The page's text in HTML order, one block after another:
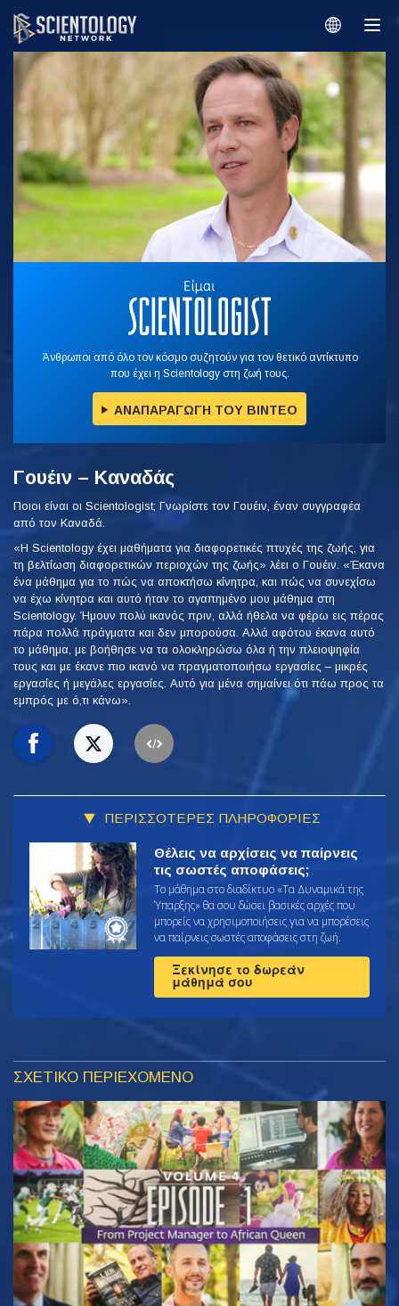
Άνθρωποι από όλο τον κόσμο συζητούν για τον θετικό αντίκτυπο
που έχει η Scientology στη ζωή τους.
ΑΝΑΠΑΡΑΓΩΓΗ ΤΟΥ ΒΙΝΤΕΟ
Γουέιν – Καναδάς
Ποιοι είναι οι Scientologist; Γνωρίστε τον Γουέιν, έναν συγγραφέα
από τον Καναδά.
«Η Scientology έχει μαθήματα για διαφορετικές πτυχές της ζωής, για
τη βελτίωση διαφορετικών περιοχών της ζωής» λέει ο Γουέιν. «Έκανα
ένα μάθημα για το πώς να αποκτήσω κίνητρα, και πώς να συνεχίσω
να έχω κίνητρα και αυτό ήταν το αγαπημένο μου μάθημα στη
Scientology. Ήμουν πολύ ικανός πριν, αλλά ήθελα να φέρω εις πέρας
πάρα πολλά πράγματα και δεν μπορούσα. Αλλά αφότου έκανα αυτό
το μάθημα, με βοήθησε να τα ολοκληρώσω όλα ή την πλειοψηφία
τους και με έκανε πιο ικανό να πραγματοποιήσω εργασίες – μικρές
εργασίες ή μεγάλες εργασίες. Αυτό για μένα σημαίνει ότι πάω προς τα
εμπρός με ό,τι κάνω».
ΠΕΡΙΣΣΟΤΕΡΕΣ ΠΛΗΡΟΦΟΡΙΕΣ
Θέλεις να αρχίσεις να παίρνεις
τις σωστές αποφάσεις;
Το μάθημα στο διαδίκτυο «Τα Δυναμικά της
Ύπαρξης» θα σου δώσει βασικές αρχές που
μπορείς να χρησιμοποιήσεις για να μπορέσεις
να παίρνεις σωστές αποφάσεις στη ζωή.
Ξεκίνησε το δωρεάν
μάθημά σου
ΣΧΕΤΙΚΟ ΠΕΡΙΕΧΟΜΕΝΟ